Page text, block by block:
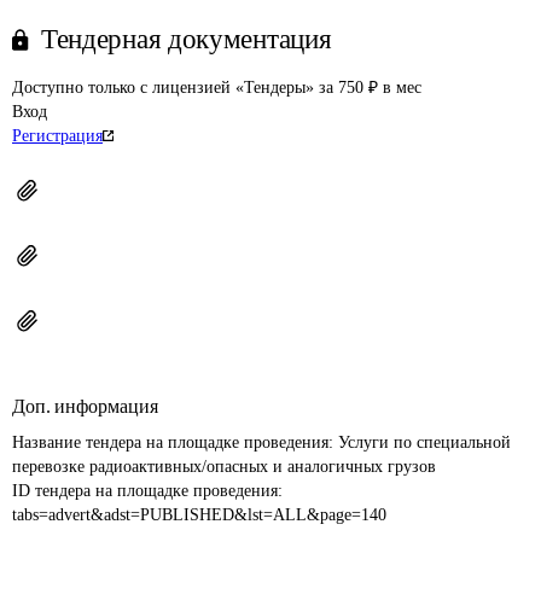
Тендерная документация
Доступно только с лицензией «Тендеры» за 750 ₽ в мес
Вход
Регистрация
Доп. информация
Название тендера на площадке проведения: Услуги по специальной
перевозке радиоактивных/опасных и аналогичных грузов
ID тендера на площадке проведения:
tabs=advert&adst=PUBLISHED&lst=ALL&page=140